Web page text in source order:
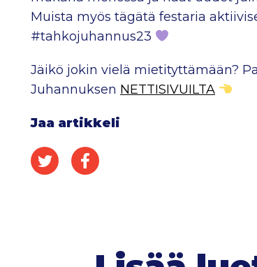
Muista myös tägätä festaria
#tahkojuhannus23
Jäikö jokin vielä mietityttämään?
Juhannuksen NETTISIVUILTA
Jaa artikkeli
Jaa Twitterissä
Jaa Facebookissa